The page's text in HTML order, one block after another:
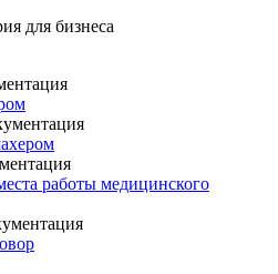
для бизнеса
работы медицинского